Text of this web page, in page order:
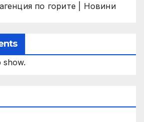
по горите | Новини
show.